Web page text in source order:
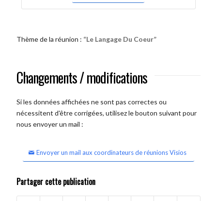
Thème de la réunion : “Le Langage Du Coeur”
Changements / modifications
Si les données affichées ne sont pas correctes ou
nécessitent d'être corrigées, utilisez le bouton suivant pour
nous envoyer un mail :
Envoyer un mail aux coordinateurs de réunions Visios
Partager cette publication